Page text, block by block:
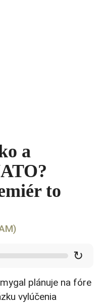
a
to
↻
plánuje na fóre
vylúčenia